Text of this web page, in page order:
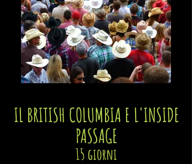
IL BRITISH COLUMBIA E L'INSIDE
PASSAGE
15 giorni